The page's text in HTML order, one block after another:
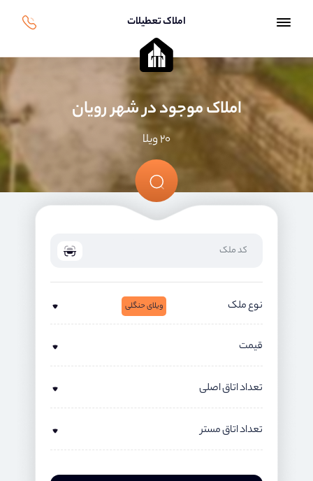
املاک تعطیلات
املاک موجود در شهر رویان
۲۰ ویلا
نوع ملک ویلای حنگلی
قیمت
تعداد اتاق اصلی
تعداد اتاق مستر